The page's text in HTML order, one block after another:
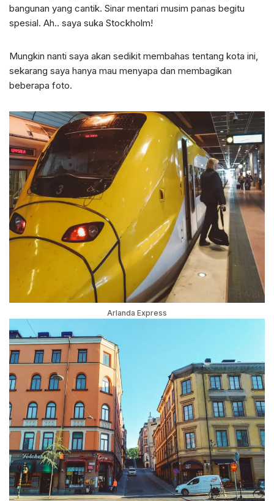
bangunan yang cantik. Sinar mentari musim panas begitu
spesial. Ah.. saya suka Stockholm!
Mungkin nanti saya akan sedikit membahas tentang kota ini,
sekarang saya hanya mau menyapa dan membagikan
beberapa foto.
Arlanda Express